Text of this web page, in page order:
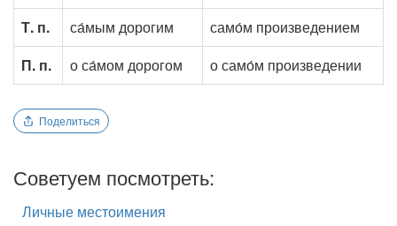
Т. п.
са́мым дорогим
само́м произведением
П. п.
о са́мом дорогом о само́м произведении
Поделиться
Советуем посмотреть:
Личные местоимения